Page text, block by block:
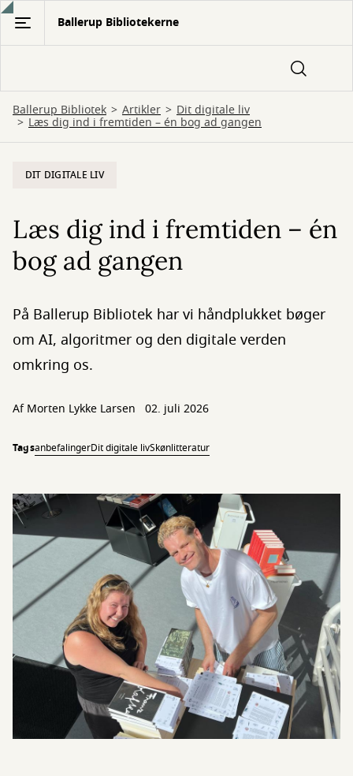
Gå
hovedindhold
Ballerup Bibliotekerne
Ballerup Bibliotek Artikler Dit digitale liv
Læs dig ind i fremtiden – én bog ad gangen
DIT DIGITALE LIV
Læs dig ind i fremtiden – én
bog ad gangen
På Ballerup Bibliotek har vi håndplukket bøger
om AI, algoritmer og den digitale verden
omkring os.
AfMorten Lykke Larsen 02. juli 2026
TagsanbefalingerDit digitale livSkønlitteratur